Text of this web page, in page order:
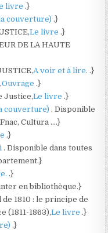
livre.}
couverture).}
Le livre.}
DE LA HAUTE
A voir et à lire..}
Ouvrage.}
Justice,Le livre.}
couverture). Disponible
Cultura ….}
.}
. Disponible dans toutes
.}
en bibliothèque.}
de 1810 : le principe de
(1811-1863),Le livre.}
.}